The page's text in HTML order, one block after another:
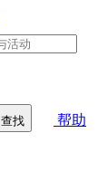
查找
帮助